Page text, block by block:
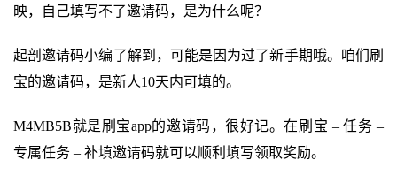
映，自己填写不了邀请码，是为什么呢？
起剖邀请码小编了解到，可能是因为过了新手期哦。咱们刷
宝的邀请码，是新人10天内可填的。
M4MB5B就是刷宝app的邀请码，很好记。在刷宝 – 任务 –
专属任务 – 补填邀请码就可以顺利填写领取奖励。